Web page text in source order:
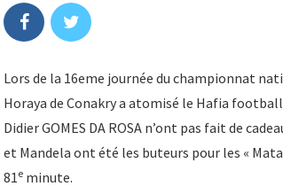
Lors de la 16eme journée du championnat
Horaya de Conakry a atomisé le Hafia
Didier GOMES DA ROSA n’ont pas fait de
et Mandela ont été les buteurs pour les «
81 e minute.